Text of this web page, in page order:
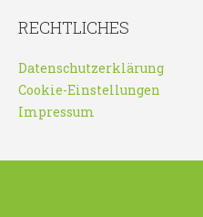
RECHTLICHES
Datenschutzerklärung
Cookie-Einstellungen
Impressum